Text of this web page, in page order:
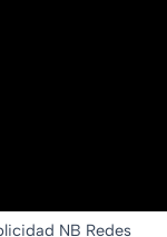
NB Redes